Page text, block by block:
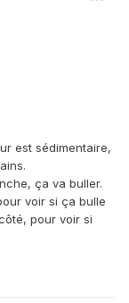
est sédimentaire,
ça va buller.
voir si ça bulle
pour voir si